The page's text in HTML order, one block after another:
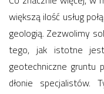
większą ilość usług
geologią. Zezwolimy
tego, jak istotne
geotechniczne gruntu
dłonie